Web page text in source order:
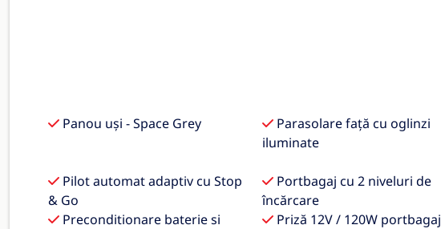
Panou uși - Space Grey
Parasolare față cu oglinzi
iluminate
Pilot automat adaptiv cu Stop
& Go
Portbagaj cu 2 niveluri de
încărcare
Preconditionare baterie si
Priză 12V / 120W portbagaj